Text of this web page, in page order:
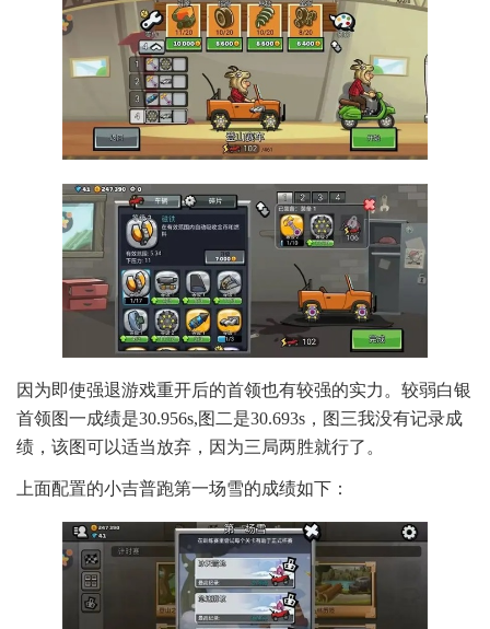
因为即使强退游戏重开后的首领也有较强的实力。较弱白银
首领图一成绩是30.956s,图二是30.693s，图三我没有记录成
绩，该图可以适当放弃，因为三局两胜就行了。
上面配置的小吉普跑第一场雪的成绩如下：